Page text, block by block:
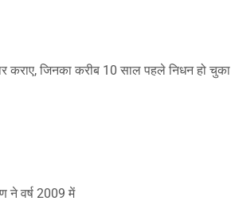
कराए, जिनका करीब 10 साल पहले निधन हो चुका
ने वर्ष 2009 में